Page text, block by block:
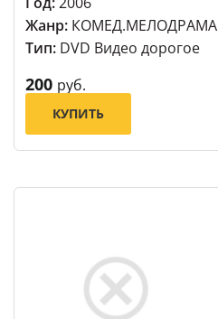
Жанр: КОМЕД.МЕЛОДРАМА
Тип: DVD Видео дорогое
200 руб.
КУПИТЬ